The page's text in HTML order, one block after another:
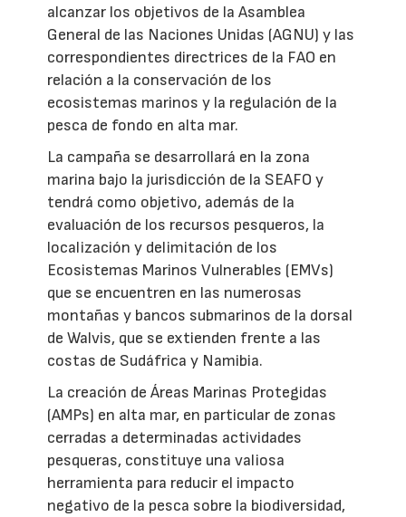
alcanzar los objetivos de la Asamblea
General de las Naciones Unidas (AGNU) y las
correspondientes directrices de la FAO en
relación a la conservación de los
ecosistemas marinos y la regulación de la
pesca de fondo en alta mar.
La campaña se desarrollará en la zona
marina bajo la jurisdicción de la SEAFO y
tendrá como objetivo, además de la
evaluación de los recursos pesqueros, la
localización y delimitación de los
Ecosistemas Marinos Vulnerables (EMVs)
que se encuentren en las numerosas
montañas y bancos submarinos de la dorsal
de Walvis, que se extienden frente a las
costas de Sudáfrica y Namibia.
La creación de Áreas Marinas Protegidas
(AMPs) en alta mar, en particular de zonas
cerradas a determinadas actividades
pesqueras, constituye una valiosa
herramienta para reducir el impacto
negativo de la pesca sobre la biodiversidad,